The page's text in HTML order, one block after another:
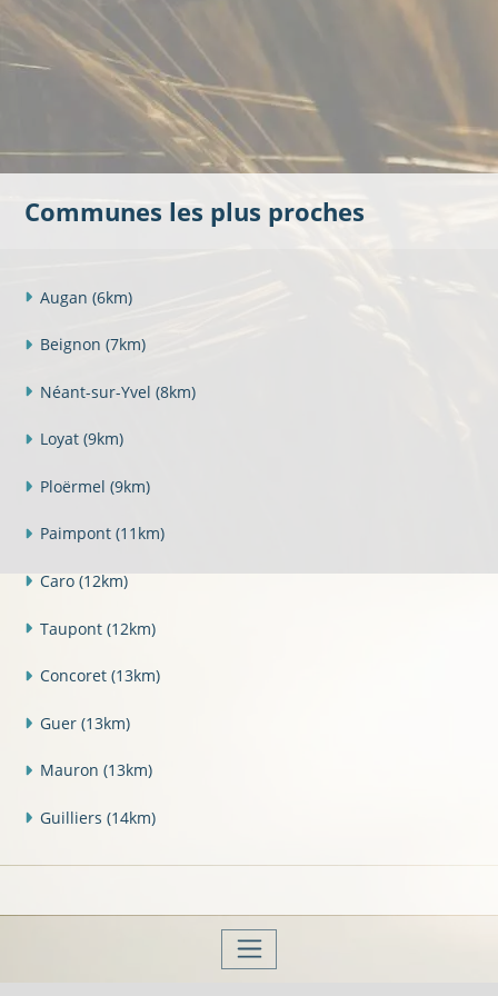
Communes les plus proches
Augan (6km)
Beignon (7km)
Néant-sur-Yvel (8km)
Loyat (9km)
Ploërmel (9km)
Paimpont (11km)
Caro (12km)
Taupont (12km)
Concoret (13km)
Guer (13km)
Mauron (13km)
Guilliers (14km)